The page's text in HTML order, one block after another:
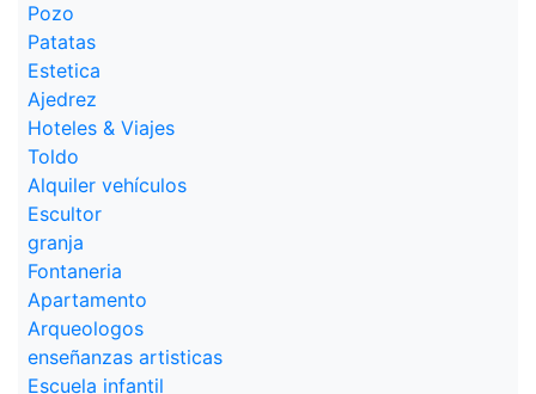
Pozo
Patatas
Estetica
Ajedrez
Hoteles & Viajes
Toldo
Alquiler vehículos
Escultor
granja
Fontaneria
Apartamento
Arqueologos
enseñanzas artisticas
Escuela infantil